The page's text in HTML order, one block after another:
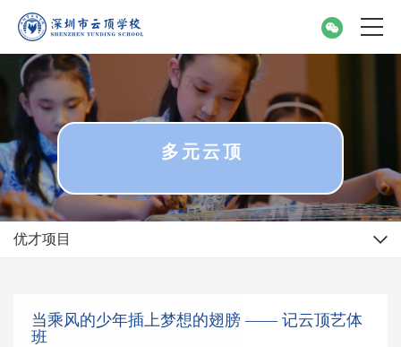
多元云顶
优才项目
当乘风的少年插上梦想的翅膀 —— 记云顶艺体
班